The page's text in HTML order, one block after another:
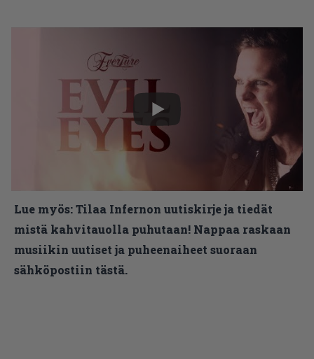
Lue myös:Tilaa Infernon uutiskirje ja tiedät
mistä kahvitauolla puhutaan! Nappaa raskaan
musiikin uutiset ja puheenaiheet suoraan
sähköpostiin tästä.